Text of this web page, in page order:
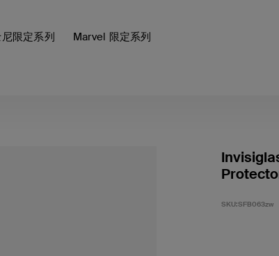
限定系列 Marvel 限定系列
SKU:SFB063zw